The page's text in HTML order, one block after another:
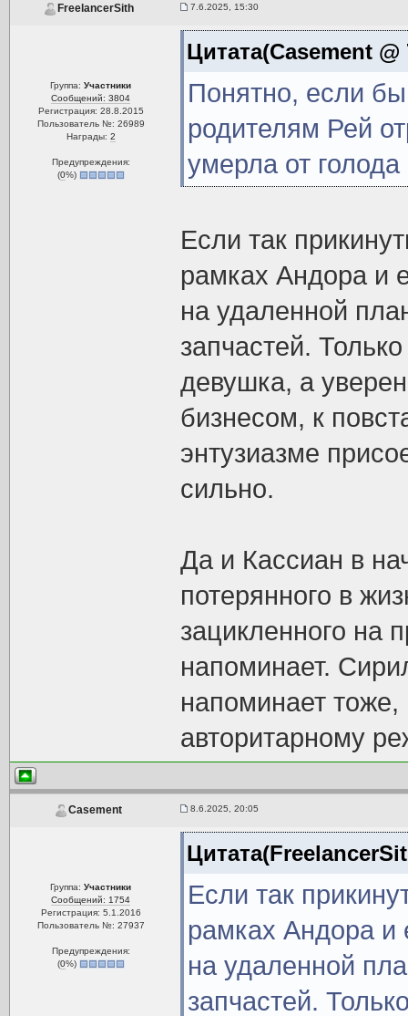
FreelancerSith 7.6.2025, 15:30
Группа:Участники
Сообщений: 3804
Регистрация: 28.8.2015
Пользователь №: 26989
Награды: 2
Предупреждения:
(0%)
Цитата(Casement
Понятно, если
родителям Рей
умерла от
Если так
рамках Андора и
на удаленной
запчастей.
девушка, а
бизнесом, к
энтузиазме
сильно.
Да и Кассиан в
потерянного в
зацикленного на
напоминает.
напоминает
авторитарному
Casement 8.6.2025, 20:05
Группа:Участники
Сообщений: 1754
Регистрация: 5.1.2016
Пользователь №: 27937
Предупреждения:
(0%)
Если так
рамках Андора и
на удаленной
запчастей.